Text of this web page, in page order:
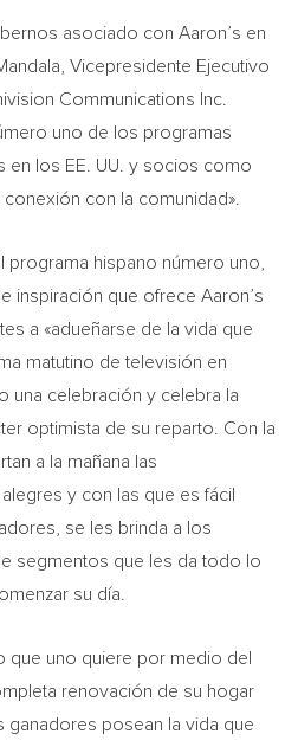
asociado con Aaron’s en
, Vicepresidente Ejecutivo
Communications Inc.
uno de los programas
en los EE. UU. y socios como
con la comunidad».
programa hispano número uno,
inspiración que ofrece Aaron’s
a «adueñarse de la vida que
matutino de televisión en
una celebración y celebra la
optimista de su reparto. Con la
a la mañana las
y con las que es fácil
se les brinda a los
segmentos que les da todo lo
su día.
que uno quiere por medio del
renovación de su hogar
ganadores posean la vida que